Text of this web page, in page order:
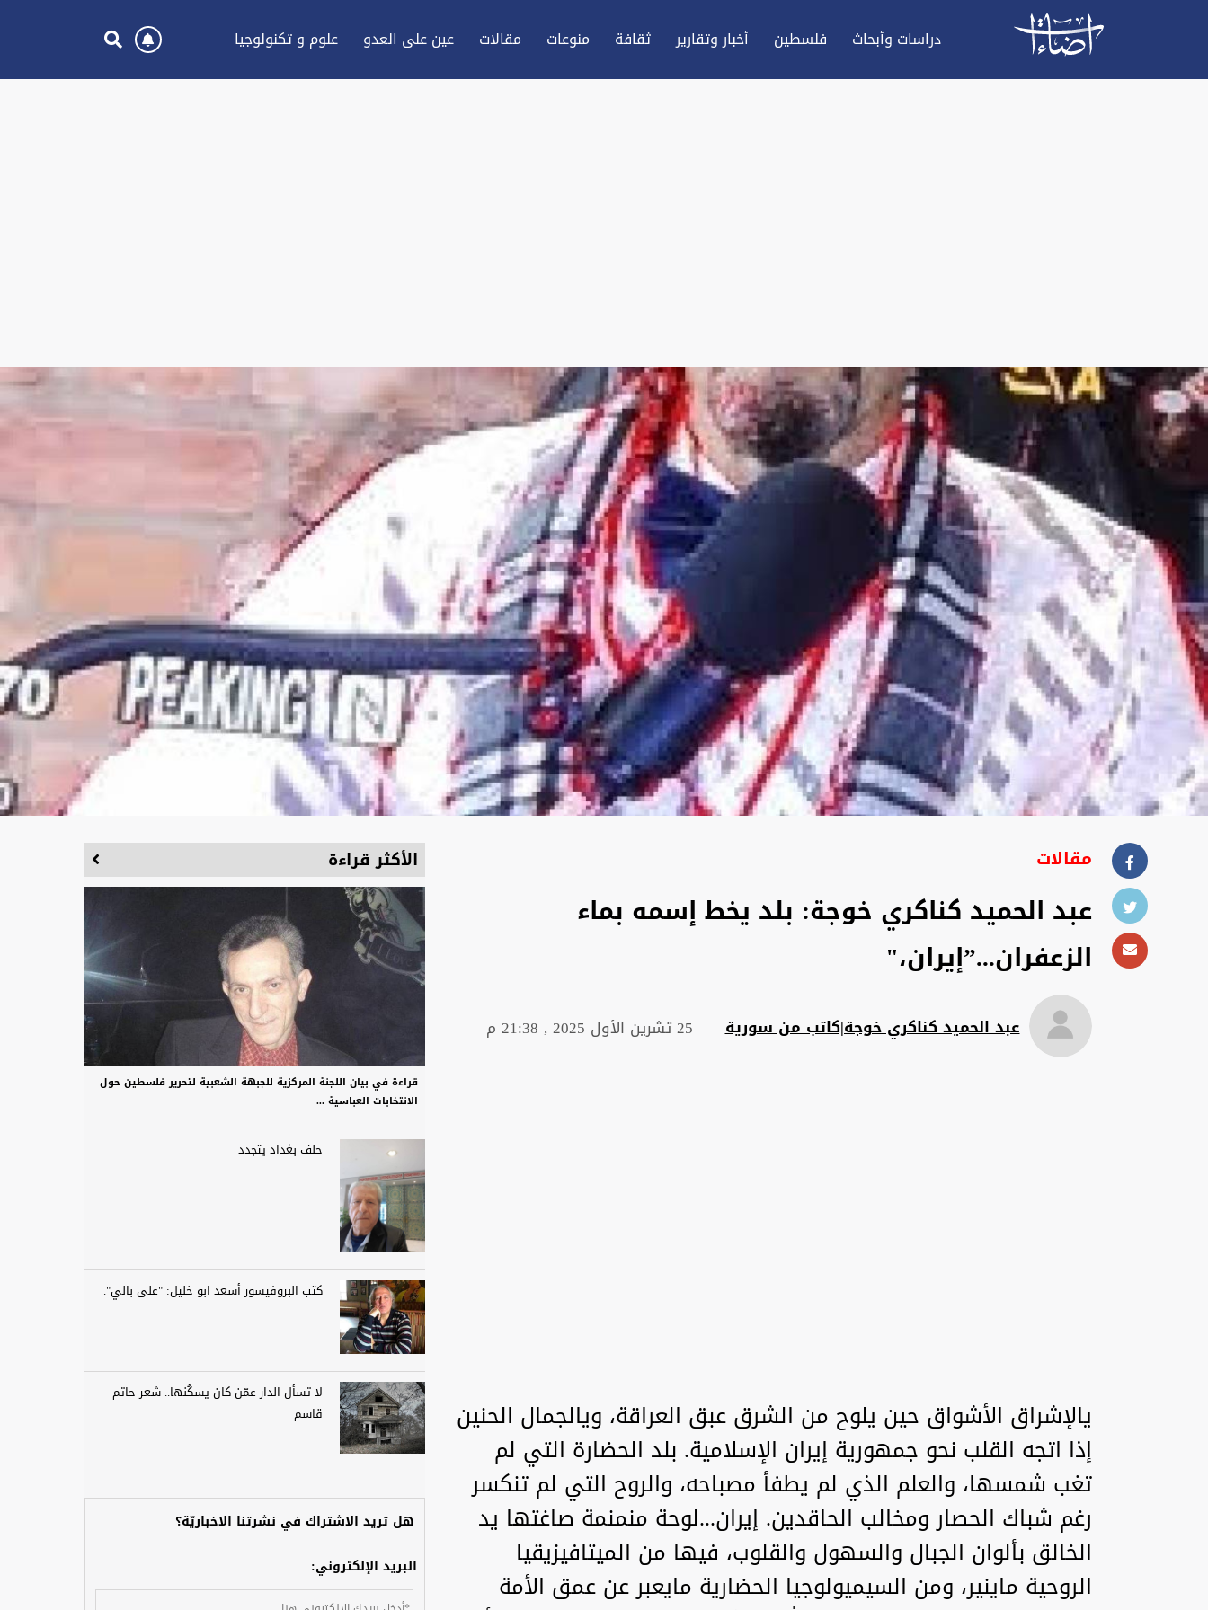
دراسات وأبحاث فلسطين أخبار وتقارير ثقافة منوعات مقالات عين علی العدو علوم و تكنولوجيا
مقالات
عبد الحميد كناكري خوجة: بلد يخط إسمه بماء
الزعفران...”إيران،"
عبد الحميد كناكري خوجة|كاتب من سورية 25 تشرين الأول 2025 , 21:38 م
يالإشراق الأشواق حين يلوح من الشرق عبق العراقة، ويالجمال الحنين
إذا اتجه القلب نحو جمهورية إيران الإسلامية. بلد الحضارة التي لم
تغب شمسها، والعلم الذي لم يطفأ مصباحه، والروح التي لم تنكسر
رغم شباك الحصار ومخالب الحاقدين. إيران...لوحة منمنمة صاغتها يد
الخالق بألوان الجبال والسهول والقلوب، فيها من الميتافيزيقيا
الروحية ماينير، ومن السيميولوجيا الحضارية مايعبر عن عمق الأمة
الأكثر قراءة
قراءة في بيان اللجنة المركزية للجبهة الشعبية لتحرير فلسطين حول
الانتخابات العباسية ...
حلف بغداد يتجدد
كتب البروفيسور أسعد ابو خليل: "على بالي".
لا تسأل الدار عمّن كان يسكُنها.. شعر حاتم
قاسم
هل تريد الاشتراك في نشرتنا الاخباريّة؟
البريد الإلكتروني: